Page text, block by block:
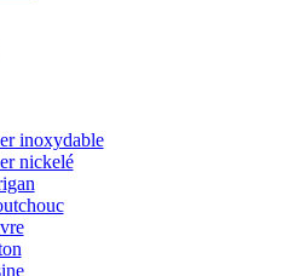
inoxydable
nickelé